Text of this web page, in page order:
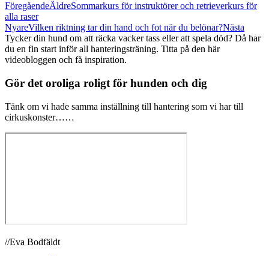
FöregåendeÄldreSommarkurs för instruktörer och retrieverkurs för
alla raser
NyareVilken riktning tar din hand och fot när du belönar?Nästa
Tycker din hund om att räcka vacker tass eller att spela död? Då har
du en fin start inför all hanteringsträning. Titta på den här
videobloggen och få inspiration.
Gör det oroliga roligt för hunden och dig
Tänk om vi hade samma inställning till hantering som vi har till
cirkuskonster……
//Eva Bodfäldt